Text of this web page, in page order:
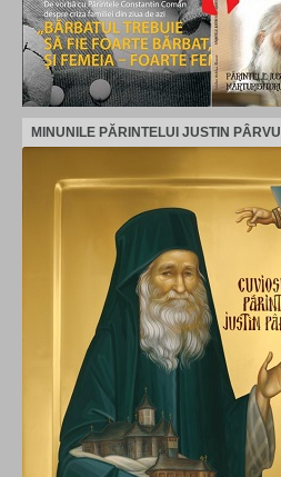
MINUNILE PĂRINTELUI JUSTIN PÂRVU